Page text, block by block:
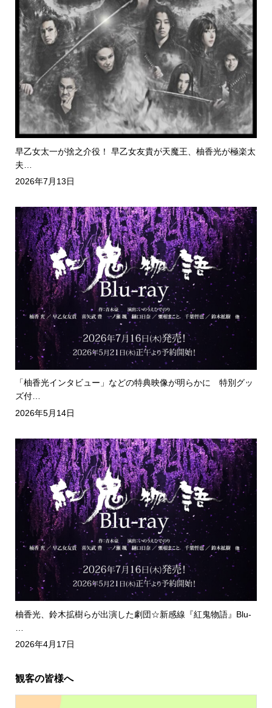
早乙女太一が捨之介役！ 早乙女友貴が天魔王、柚香光が極楽太
夫…
2026年7月13日
「柚香光インタビュー」などの特典映像が明らかに 特別グッ
ズ付…
2026年5月14日
柚香光、鈴木拡樹らが出演した劇団☆新感線『紅鬼物語』Blu-
2026年4月17日
観客の皆様へ